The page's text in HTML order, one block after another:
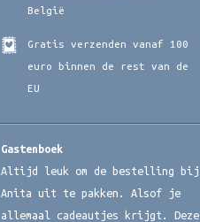
België
Gratis verzenden vanaf 100
euro binnen de rest van de
EU
Gastenboek
Altijd leuk om de bestelling bij
Anita uit te pakken. Alsof je
allemaal cadeautjes krijgt. Deze